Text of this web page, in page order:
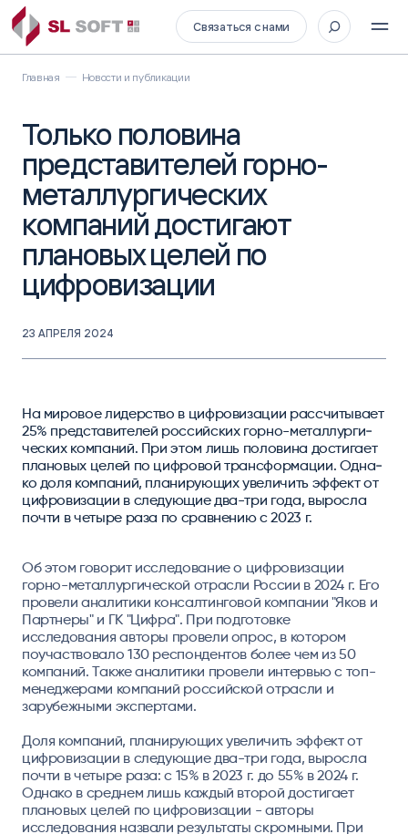
Связаться с нами
Главная Новости и публикации
Только половина
представителей горно-
металлургических
компаний достигают
плановых целей по
цифровизации
23 АПРЕЛЯ 2024
На ми­ровое ли­дерс­тво в циф­ро­виза­ции рас­счи­тывает
25% пред­ста­вите­лей рос­сий­ских гор­но-ме­тал­лур­ги­
чес­ких ком­па­ний. При этом лишь по­лови­на дос­ти­гает
пла­новых це­лей по циф­ро­вой тран­сфор­ма­ции. Од­на­
ко до­ля ком­па­ний, пла­нирую­щих уве­личить эф­фект от
циф­ро­виза­ции в сле­дую­щие два-три го­да, вы­рос­ла
поч­ти в че­тыре ра­за по срав­не­нию с 2023 г.
Об этом говорит исследование о цифровизации
горно-металлургической отрасли России в 2024 г. Его
провели аналитики консалтинговой компании "Яков и
Партнеры" и ГК "Цифра". При подготовке
исследования авторы провели опрос, в котором
поучаствовало 130 респондентов более чем из 50
компаний. Также аналитики провели интервью с топ-
менеджерами компаний российской отрасли и
зарубежными экспертами.
Доля компаний, планирующих увеличить эффект от
цифровизации в следующие два-три года, выросла
почти в четыре раза: с 15% в 2023 г. до 55% в 2024 г.
Однако в среднем лишь каждый второй достигает
плановых целей по цифровизации - авторы
исследования назвали результаты скромными. При